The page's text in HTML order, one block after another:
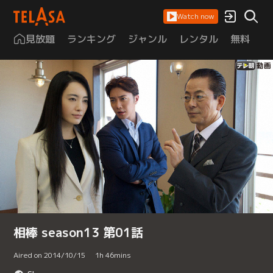
Watch now
見放題 ランキング ジャンル レンタル 無料
相棒 season13 第01話
Aired on 2014/10/15 1h 46mins